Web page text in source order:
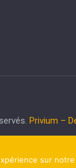
Privium –
sur